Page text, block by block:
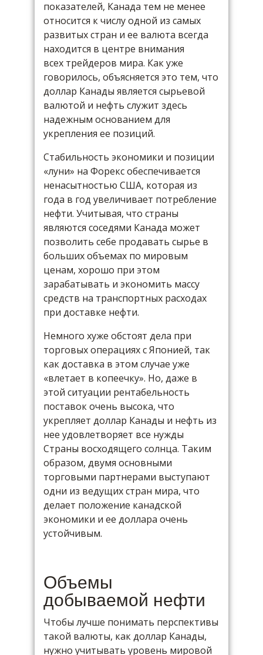
показателей, Канада тем не менее
относится к числу одной из самых
развитых стран и ее валюта всегда
находится в центре внимания
всех трейдеров мира. Как уже
говорилось, объясняется это тем, что
доллар Канады является сырьевой
валютой и нефть служит здесь
надежным основанием для
укрепления ее позиций.
Стабильность экономики и позиции
«луни» на Форекс обеспечивается
ненасытностью США, которая из
года в год увеличивает потребление
нефти. Учитывая, что страны
являются соседями Канада может
позволить себе продавать сырье в
больших объемах по мировым
ценам, хорошо при этом
зарабатывать и экономить массу
средств на транспортных расходах
при доставке нефти.
Немного хуже обстоят дела при
торговых операциях с Японией, так
как доставка в этом случае уже
«влетает в копеечку». Но, даже в
этой ситуации рентабельность
поставок очень высока, что
укрепляет доллар Канады и нефть из
нее удовлетворяет все нужды
Страны восходящего солнца. Таким
образом, двумя основными
торговыми партнерами выступают
одни из ведущих стран мира, что
делает положение канадской
экономики и ее доллара очень
устойчивым.
Объемы
добываемой нефти
Чтобы лучше понимать перспективы
такой валюты, как доллар Канады,
нужно учитывать уровень мировой